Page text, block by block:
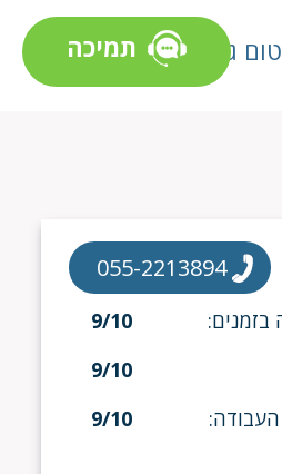
גגות תמיכה
בזמנים:
9/10
9/10
העבודה:
9/10
055-2213894